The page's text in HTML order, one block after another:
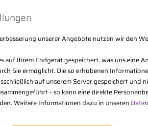
unserer Angebote nutzen wir den
auf Ihrem Endgerät gespeichert, was uns eine
Sie ermöglicht. Die so erhobenen
auf unserem Server gespeichert und
- so kann eine direkte
Weitere Informationen dazu in unseren